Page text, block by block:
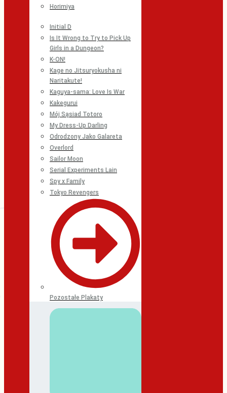
Horimiya
Initial D
Is It Wrong to Try to Pick Up
Girls in a Dungeon?
K-ON!
Kage no Jitsuryokusha ni
Naritakute!
Kaguya-sama: Love Is War
Kakegurui
Mój Sąsiad Totoro
My Dress-Up Darling
Odrodzony Jako Galareta
Overlord
Sailor Moon
Serial Experiments Lain
Spy x Family
Tokyo Revengers
Pozostałe Plakaty